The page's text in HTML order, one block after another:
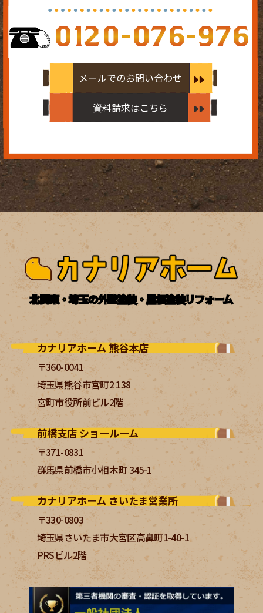
0120-076-976
メールでのお問い合わせ
資料請求はこちら
北関東・埼玉の外壁塗装・屋根塗装リフォーム
カナリアホーム 熊谷本店
〒360-0041
埼玉県熊谷市宮町2 138
宮町市役所前ビル2階
前橋支店 ショールーム
〒371-0831
群馬県前橋市小相木町 345-1
カナリアホーム さいたま営業所
〒330-0803
埼玉県さいたま市大宮区高鼻町1-40-1
PRSビル2階